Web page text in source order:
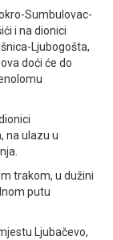
Sumbulovac-
i na dionici
Ljubogošta,
doći će do
na ulazu u
trakom, u dužini
putu
Ljubačevo,